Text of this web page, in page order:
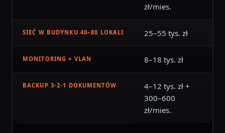
zł/mies.
SIEĆ W BUDYNKU 40–80 LOKALI 25–55 tys. zł
MONITORING + VLAN 8–18 tys. zł
BACKUP 3-2-1 DOKUMENTÓW
4–12 tys. zł +
300–600
zł/mies.